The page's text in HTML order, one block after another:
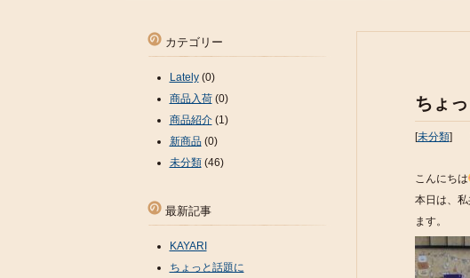
ちょ
[未分類]
こんにちは
本日は、
ます。
カテゴリー
Lately(0)
商品入荷(0)
商品紹介(1)
新商品(0)
未分類(46)
最新記事
KAYARI
ちょっと話題に